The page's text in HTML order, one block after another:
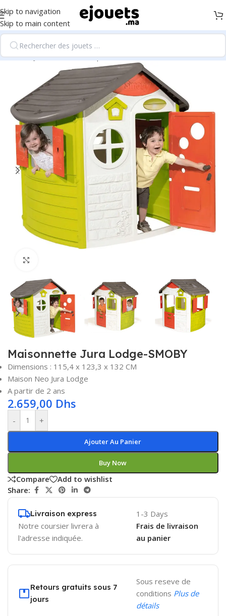
Skip to navigation
Skip to main content
Accueil/Jeux d'extérieur, sport et loisirs
Maisonnette Jura Lodge-SMOBY
Dimensions : 115,4 x 123,3 x 132 CM
Maison Neo Jura Lodge
A partir de 2 ans
2.659,00 Dhs
- +
Ajouter Au Panier
Buy Now
Compare
Add to wishlist
Share:
Livraison express
Notre coursier livrera à
l'adresse indiquée.
1-3 Days
Frais de livraison
au panier
Retours gratuits sous 7
jours
Sous reseve de
conditions Plus de
détails